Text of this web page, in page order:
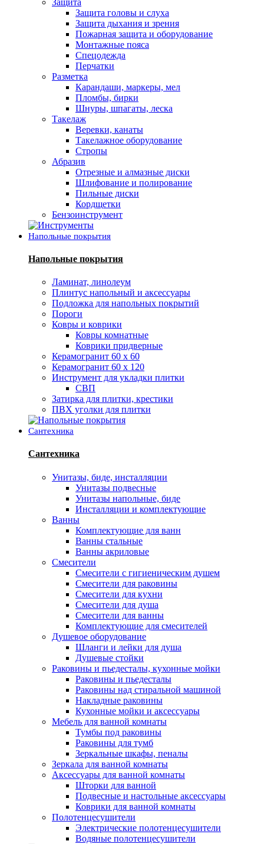
Защита головы и слуха
Защита дыхания и зрения
Пожарная защита и оборудование
Монтажные пояса
Спецодежда
Перчатки
Разметка
Карандаши, маркеры, мел
Пломбы, бирки
Шнуры, шпагаты, леска
Такелаж
Веревки, канаты
Такелажное оборудование
Стропы
Абразив
Отрезные и алмазные диски
Шлифование и полирование
Пильные диски
Кордщетки
Бензоинструмент
Напольные покрытия
Напольные покрытия
Ламинат, линолеум
Плинтус напольный и аксессуары
Подложка для напольных покрытий
Пороги
Ковры и коврики
Ковры комнатные
Коврики придверные
Керамогранит 60 х 60
Керамогранит 60 х 120
Инструмент для укладки плитки
СВП
Затирка для плитки, крестики
ПВХ уголки для плитки
Сантехника
Сантехника
Унитазы, биде, инсталляции
Унитазы подвесные
Унитазы напольные, биде
Инсталляции и комплектующие
Ванны
Комплектующие для ванн
Ванны стальные
Ванны акриловые
Смесители
Смесители с гигиеническим душем
Смесители для раковины
Смесители для кухни
Смесители для душа
Смесители для ванны
Комплектующие для смесителей
Душевое оборудование
Шланги и лейки для душа
Душевые стойки
Раковины и пьедесталы, кухонные мойки
Раковины и пьедесталы
Раковины над стиральной машиной
Накладные раковины
Кухонные мойки и аксессуары
Мебель для ванной комнаты
Тумбы под раковины
Раковины для тумб
Зеркальные шкафы, пеналы
Зеркала для ванной комнаты
Аксессуары для ванной комнаты
Шторки для ванной
Подвесные и настольные аксессуары
Коврики для ванной комнаты
Полотенцесушители
Электрические полотенцесушители
Водяные полотенцесушители